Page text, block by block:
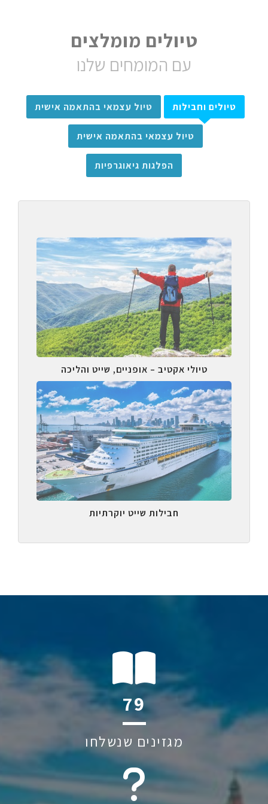
טיולים מומלצים
עם המומחים שלנו
טיולים וחבילות טיול עצמאי בהתאמה אישית
טיול עצמאי בהתאמה אישית
הפלגות גיאוגרפיות
טיולי אקטיב – אופניים, שייט והליכה
חבילות שייט יוקרתיות
120
מגזינים שנשלחו